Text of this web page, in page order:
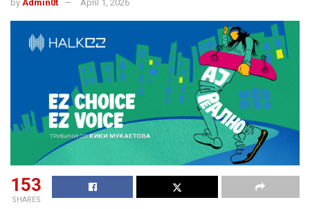
by Admin0t April 1, 2026
153
SHARES